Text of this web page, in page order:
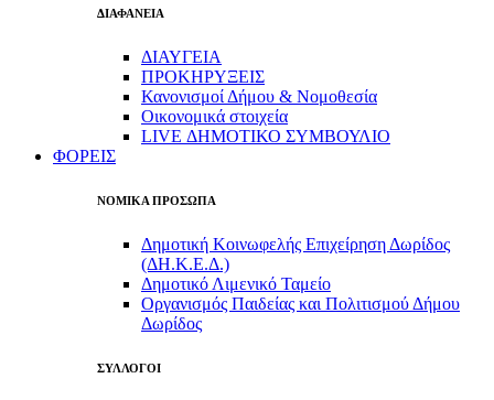
ΔΙΑΦΑΝΕΙΑ
ΔΙΑΥΓΕΙΑ
ΠΡΟΚΗΡΥΞΕΙΣ
Κανονισμοί Δήμου & Νομοθεσία
Οικονομικά στοιχεία
LIVE ΔΗΜΟΤΙΚΟ ΣΥΜΒΟΥΛΙΟ
ΦΟΡΕΙΣ
ΝΟΜΙΚΑ ΠΡΟΣΩΠΑ
Δημοτική Κοινωφελής Επιχείρηση Δωρίδος
(ΔΗ.Κ.Ε.Δ.)
Δημοτικό Λιμενικό Ταμείο
Οργανισμός Παιδείας και Πολιτισμού Δήμου
Δωρίδος
ΣΥΛΛΟΓΟΙ